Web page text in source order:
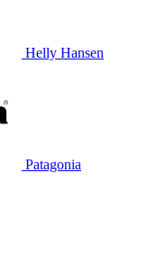
Helly Hansen
Patagonia